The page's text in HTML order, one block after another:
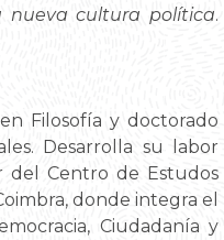
nueva cultura política.
Filosofía y doctorado
Desarrolla su labor
del Centro de Estudos
donde integra el
Ciudadanía y